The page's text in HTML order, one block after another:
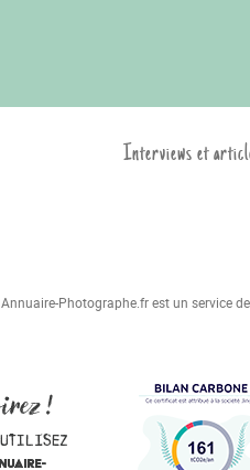
Interviews et
Annuaire-Photographe.fr est un service